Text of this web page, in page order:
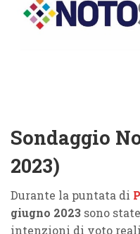
Sondaggio
2023)
Durante la puntata di
giugno 2023 sono
intenzioni di voto